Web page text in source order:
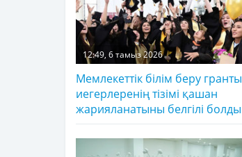
12:49, 6 тамыз 2026
Мемлекеттік білім беру гранты
иегерлеренің тізімі қашан
жарияланатыны белгілі болды